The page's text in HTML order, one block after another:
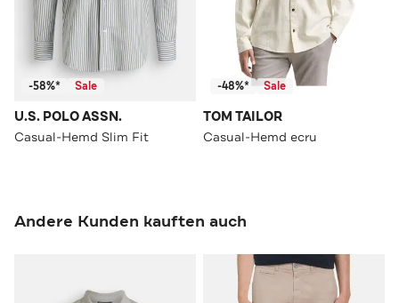
-58%* Sale
U.S. POLO ASSN.
Casual-Hemd Slim Fit
-48%* Sale
TOM TAILOR
Casual-Hemd ecru
Andere Kunden kauften auch